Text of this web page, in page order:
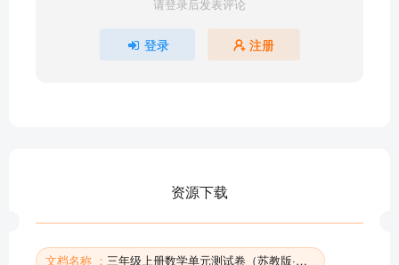
请登录后发表评论
登录 注册
资源下载
文档名称 ： 三年级上册数学单元测试卷（苏教版·优佳好卷）